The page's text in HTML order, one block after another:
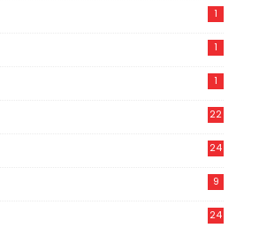
1
1
1
22
24
9
24